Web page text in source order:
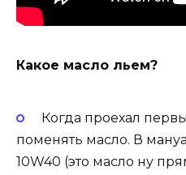
Какое масло льем?
Когда проехал
поменять масло. В
10W40 (это масло ну